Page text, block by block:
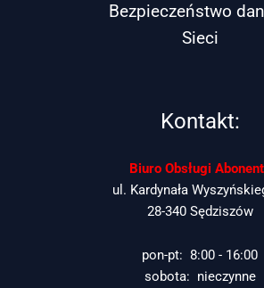
Bezpieczeństwo
Sieci
Kontakt:
Biuro Obsługi
ul. Kardynała
28-340 Sędziszów
pon-pt: 8:00 - 16:00
sobota: nieczynne